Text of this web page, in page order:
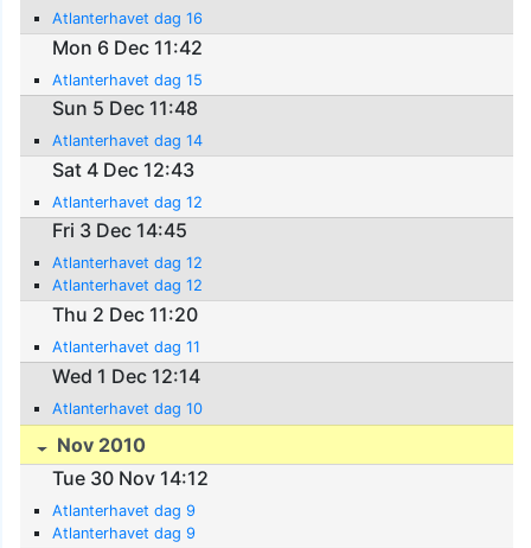
Atlanterhavet dag 16
Mon 6 Dec 11:42
Atlanterhavet dag 15
Sun 5 Dec 11:48
Atlanterhavet dag 14
Sat 4 Dec 12:43
Atlanterhavet dag 12
Fri 3 Dec 14:45
Atlanterhavet dag 12
Atlanterhavet dag 12
Thu 2 Dec 11:20
Atlanterhavet dag 11
Wed 1 Dec 12:14
Atlanterhavet dag 10
Nov 2010
Tue 30 Nov 14:12
Atlanterhavet dag 9
Atlanterhavet dag 9